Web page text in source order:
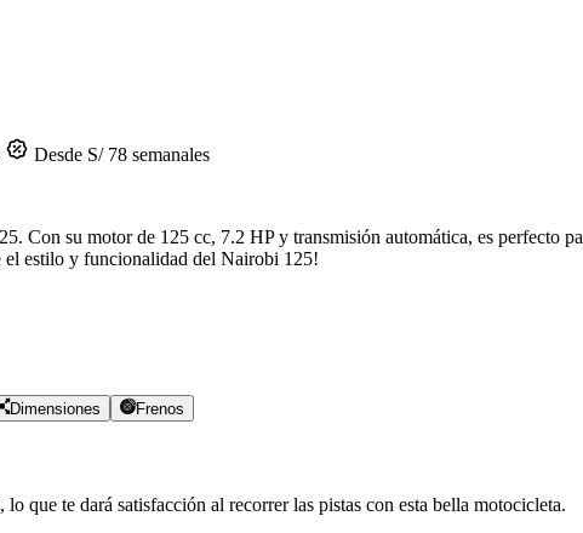
Desde S/ 78 semanales
Con su motor de 125 cc, 7.2 HP y transmisión automática, es perfecto
el estilo y funcionalidad del Nairobi 125!
Dimensiones Frenos
lo que te dará satisfacción al recorrer las pistas con esta bella motocicleta.